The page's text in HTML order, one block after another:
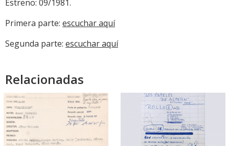
Estreno: 09/1981.
Primera parte: escuchar aquí
Segunda parte: escuchar aquí
Relacionadas